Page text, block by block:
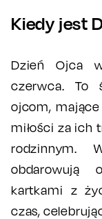
Kiedy jest
Dzień Ojca
czerwca. To
ojcom,
miłości za ich
obdarowują
kartkami z
czas,